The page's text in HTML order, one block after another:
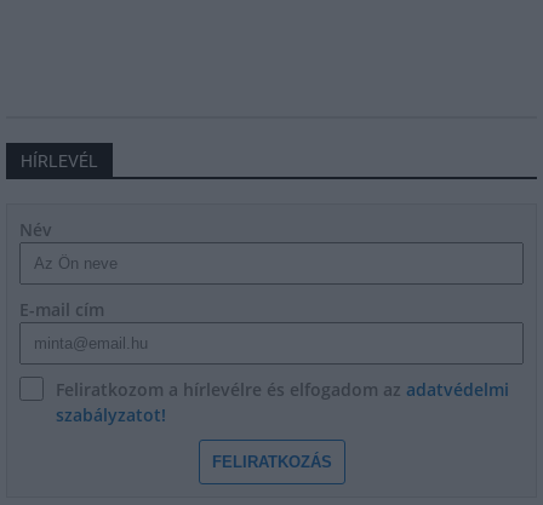
HÍRLEVÉL
Név
E-mail cím
Feliratkozom a hírlevélre és elfogadom az adatvédelmi
szabályzatot!
FELIRATKOZÁS